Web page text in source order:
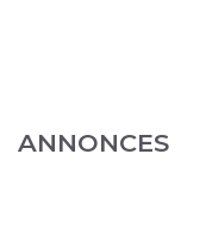
ANNONCES